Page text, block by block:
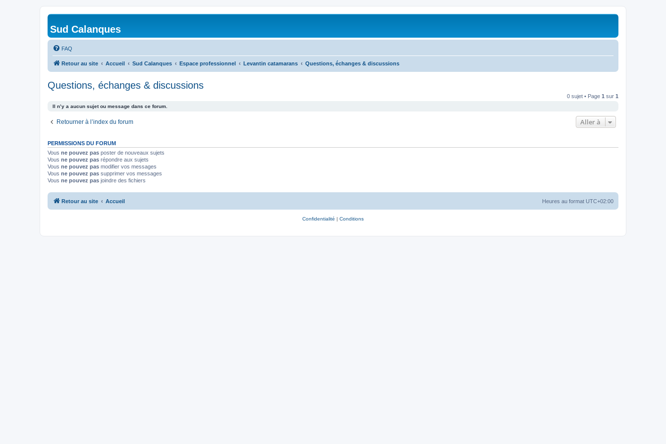
Sud Calanques
FAQ
Retour au site Accueil Sud Calanques Espace professionnel Levantin catamarans Questions, échanges & discussions
Questions, échanges & discussions
0 sujet • Page 1 sur 1
Il n’y a aucun sujet ou message dans ce forum.
Retourner à l’index du forum Aller à
PERMISSIONS DU FORUM
Vous ne pouvez pas poster de nouveaux sujets
Vous ne pouvez pas répondre aux sujets
Vous ne pouvez pas modifier vos messages
Vous ne pouvez pas supprimer vos messages
Vous ne pouvez pas joindre des fichiers
Retour au site Accueil Heures au format UTC+02:00
Confidentialité | Conditions